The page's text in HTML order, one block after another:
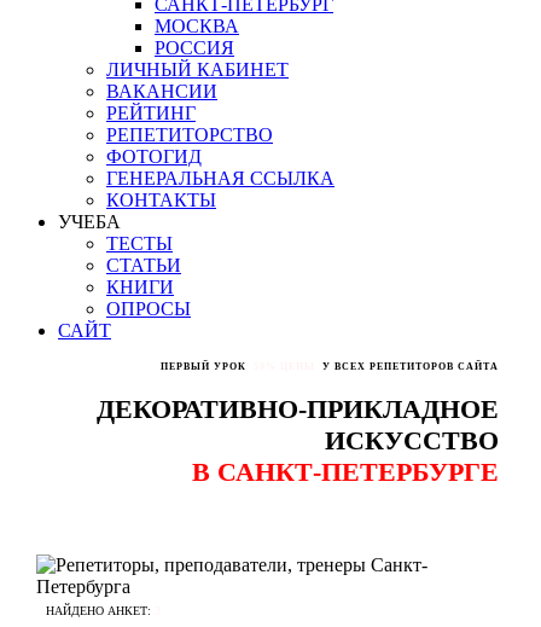
МОСКВА
РОССИЯ
ЛИЧНЫЙ КАБИНЕТ
ВАКАНСИИ
РЕЙТИНГ
РЕПЕТИТОРСТВО
ФОТОГИД
ГЕНЕРАЛЬНАЯ ССЫЛКА
КОНТАКТЫ
УЧЕБА
ТЕСТЫ
СТАТЬИ
КНИГИ
ОПРОСЫ
САЙТ
ПЕРВЫЙ УРОК У ВСЕХ РЕПЕТИТОРОВ САЙТА
ДЕКОРАТИВНО-ПРИКЛАДНОЕ
ИСКУССТВО
В САНКТ-ПЕТЕРБУРГЕ
НАЙДЕНО АНКЕТ: